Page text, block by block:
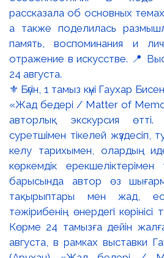
⚜️ Бүгін, 1 тамыз күні Гаухар
«Жад бедері / Matter of
авторлық экскурсия
суретшімен тікелей жүздесіп,
келу тарихымен, олардың
көркемдік
барысында автор өз
тақырыптары мен жад,
тәжірибенің өнердегі
Көрме 24 тамызға дейін
августа, в рамках выставки